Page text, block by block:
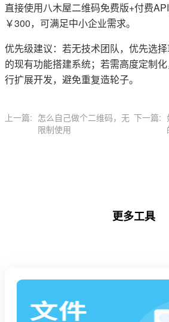
直接使用八木屋二维码免费版+付费
￥300，可满足中小企业需求‌。
优先级建议‌：若无技术团队，优先选
的现有功能搭建系统；若需高度定制
行扩展开发，避免重复造轮子‌。
上一篇: 怎么自己做个二维码，无
限制使用
下一篇:
更多工具